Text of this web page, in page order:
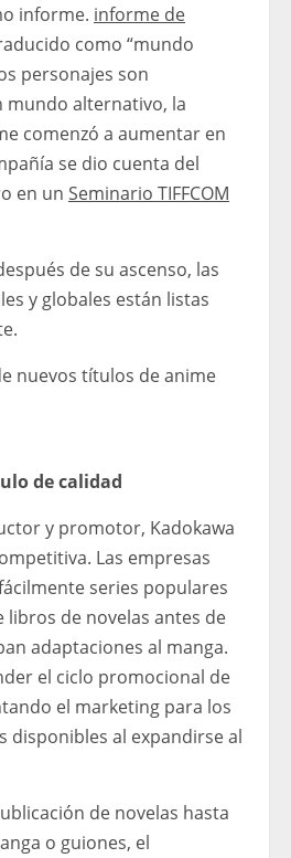
informe. informe de
como “mundo
personajes son
alternativo, la
comenzó a aumentar en
se dio cuenta del
en un Seminario TIFFCOM
de su ascenso, las
y globales están listas
nuevos títulos de anime
de calidad
y promotor, Kadokawa
Las empresas
series populares
libros de novelas antes de
adaptaciones al manga.
el ciclo promocional de
el marketing para los
disponibles al expandirse al
de novelas hasta
o guiones, el